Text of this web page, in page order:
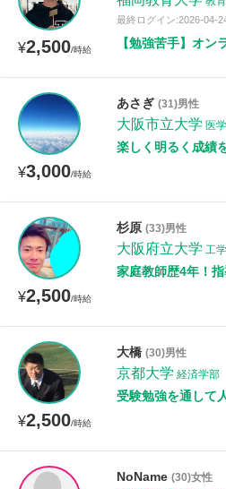
¥2,500/時給
最終ログイン:2026-04-
【勉強苦手】オン
¥3,000/時給
あさぎ (31)男性
大阪市立大学 医
楽しく明るく成績
¥2,500/時給
杉原 (33)男性
大阪府立大学 工
家庭教師歴4年！指
¥2,500/時給
大橋 (30)男性
京都大学 経済学部
受験勉強を通して
NoName (30)女性